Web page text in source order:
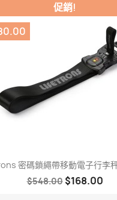
密碼鎖繩帶移動電子行李
$548.00 $168.00
促銷!